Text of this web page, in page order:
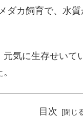
ダカ飼育で、水
気に生存せい
目次